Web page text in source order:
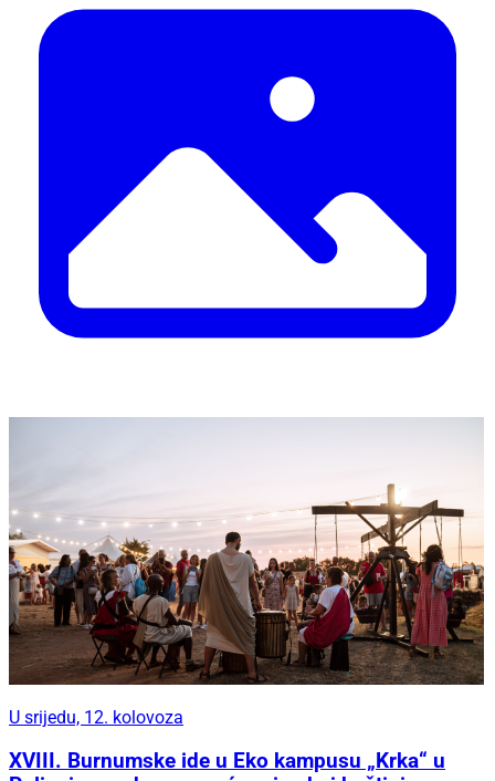
U srijedu, 12. kolovoza
XVIII. Burnumske ide u Eko kampusu „Krka“ u